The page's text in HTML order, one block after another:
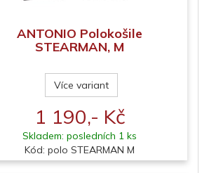
ANTONIO Polokošile
STEARMAN, M
Více variant
1 190,- Kč
Skladem: posledních 1 ks
Kód: polo STEARMAN M